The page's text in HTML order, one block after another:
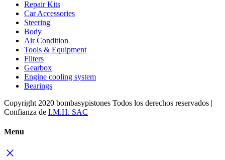
Repair Kits
Car Accessories
Steering
Body
Air Condition
Tools & Equipment
Filters
Gearbox
Engine cooling system
Bearings
Copyright 2020 bombasypistones Todos los derechos reservados |
Confianza de I.M.H. SAC
Menu